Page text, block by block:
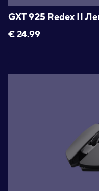
GXT 925 Redex II
€24.99